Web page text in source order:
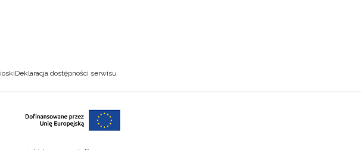
Deklaracja dostępności serwisu